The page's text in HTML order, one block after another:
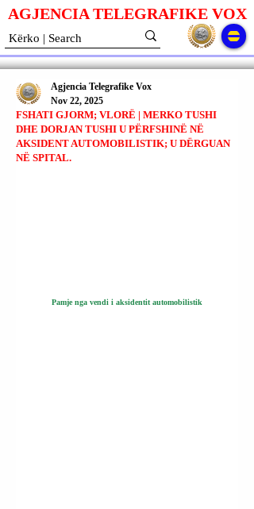
AGJENCIA TELEGRAFIKE VOX
FSHATI GJORM; VLORË | MERKO TUSHI
DHE DORJAN TUSHI U PËRFSHINË NË
AKSIDENT AUTOMOBILISTIK; U DËRGUAN
NË SPITAL.
Agjencia Telegrafike Vox
Nov 22, 2025
Pamje nga vendi i aksidentit automobilistik